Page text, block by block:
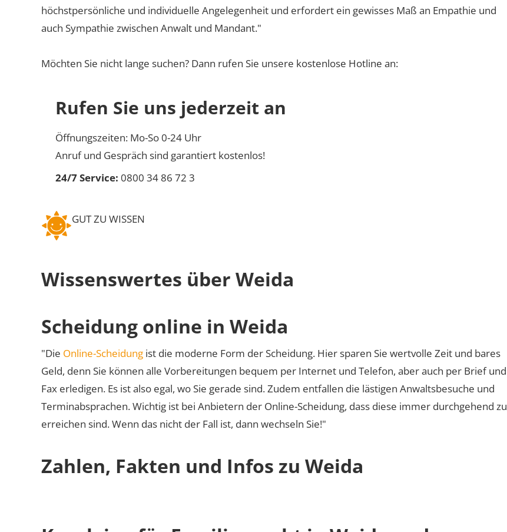
höchstpersönliche und individuelle Angelegenheit und erfordert ein gewisses Maß an Empathie und
auch Sympathie zwischen Anwalt und Mandant."
Möchten Sie nicht lange suchen? Dann rufen Sie unsere kostenlose Hotline an:
Rufen Sie uns jederzeit an
Öffnungszeiten: Mo-So 0-24 Uhr
Anruf und Gespräch sind garantiert kostenlos!
24/7 Service: 0800 34 86 72 3
GUT ZU WISSEN
Wissenswertes über Weida
Scheidung online in Weida
"Die Online-Scheidung ist die moderne Form der Scheidung. Hier sparen Sie wertvolle Zeit und bares
Geld, denn Sie können alle Vorbereitungen bequem per Internet und Telefon, aber auch per Brief und
Fax erledigen. Es ist also egal, wo Sie gerade sind. Zudem entfallen die lästigen Anwaltsbesuche und
Terminabsprachen. Wichtig ist bei Anbietern der Online-Scheidung, dass diese immer durchgehend zu
erreichen sind. Wenn das nicht der Fall ist, dann wechseln Sie!"
Zahlen, Fakten und Infos zu Weida